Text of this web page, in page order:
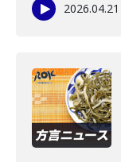
2026.04.21